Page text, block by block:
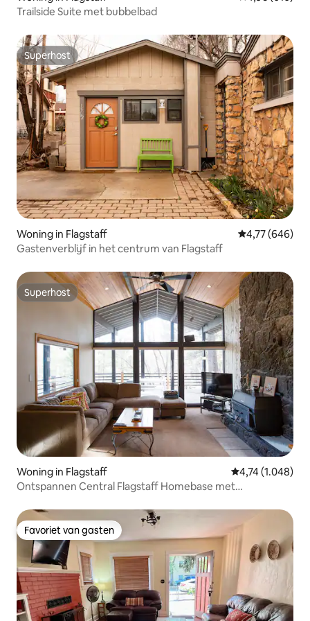
Trailside Suite met bubbelbad
Superhost
Superhost
Woning in Flagstaff Gemiddelde
4,77 (646)
Gastenverblijf in het centrum van Flagstaff
Superhost
Superhost
Woning in Flagstaff Gemiddelde
4,74 (1.048)
Ontspannen Central Flagstaff Homebase met
Favoriet van gasten
Favoriet van gasten